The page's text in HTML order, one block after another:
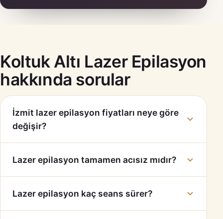
Koltuk Altı Lazer Epilasyon
hakkında sorular
İzmit lazer epilasyon fiyatları neye göre
değişir?
Lazer epilasyon tamamen acısız mıdır?
Lazer epilasyon kaç seans sürer?